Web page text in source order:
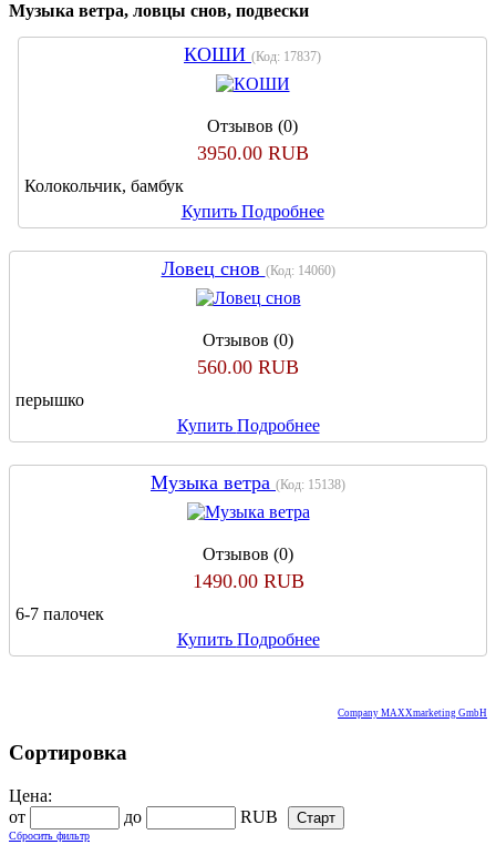
Музыка ветра, ловцы снов, подвески
КОШИ (Код: 17837)
Отзывов (0)
3950.00 RUB
Колокольчик, бамбук
Купить Подробнее
Ловец снов (Код: 14060)
Отзывов (0)
560.00 RUB
перышко
Купить Подробнее
Музыка ветра (Код: 15138)
Отзывов (0)
1490.00 RUB
6-7 палочек
Купить Подробнее
Company MAXXmarketing GmbH
Сортировка
Цена:
от
до RUB
Сбросить фильтр